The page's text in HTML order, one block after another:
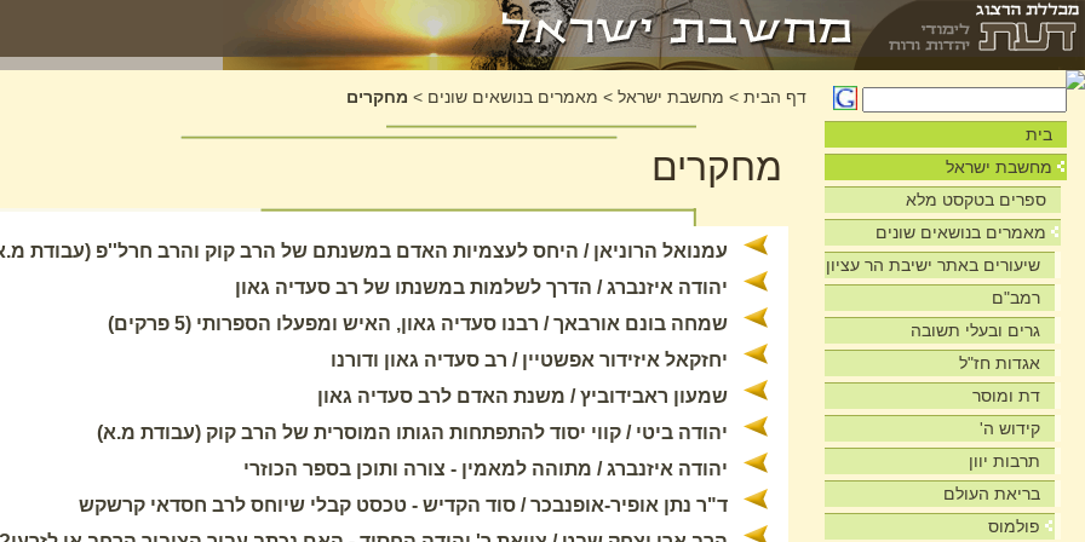
בית
מחשבת ישראל
ספרים בטקסט מלא
מאמרים בנושאים שונים
שיעורים באתר ישיבת הר עציון
רמב"ם
גרים ובעלי תשובה
אגדות חז"ל
דת ומוסר
קידוש ה'
תרבות יוון
בריאת העולם
פולמוס
דף הבית > מחשבת ישראל > מאמרים בנושאים שונים > מחקרים
מחקרים
עמנואל הרוניאן / היחס לעצמיות האדם במשנתם של הרב קוק והרב חרל''פ (עבודת
יהודה איזנברג / הדרך לשלמות במשנתו של רב סעדיה גאון
שמחה בונם אורבאך / רבנו סעדיה גאון, האיש ומפעלו הספרותי (5 פרקים)
יחזקאל איזידור אפשטיין / רב סעדיה גאון ודורנו
שמעון ראבידוביץ / משנת האדם לרב סעדיה גאון
יהודה ביטי / קווי יסוד להתפתחות הגותו המוסרית של הרב קוק (עבודת מ.א)
יהודה איזנברג / מתוהה למאמין - צורה ותוכן בספר הכוזרי
ד"ר נתן אופיר-אופנבכר / סוד הקדיש - טכסט קבלי שיוחס לרב חסדאי קרשקש